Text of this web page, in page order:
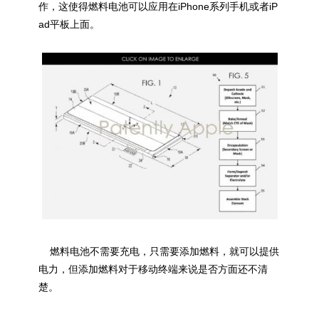
作，这使得燃料电池可以应用在iPhone系列手机或者iP
ad平板上面。
燃料电池不需要充电，只需要添加燃料，就可以提供
电力，但添加燃料对于移动终端来说是否方面还不清
楚。